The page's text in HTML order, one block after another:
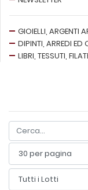
GIOIELLI, ARGENTI
DIPINTI, ARREDI ED
LIBRI, TESSUTI,